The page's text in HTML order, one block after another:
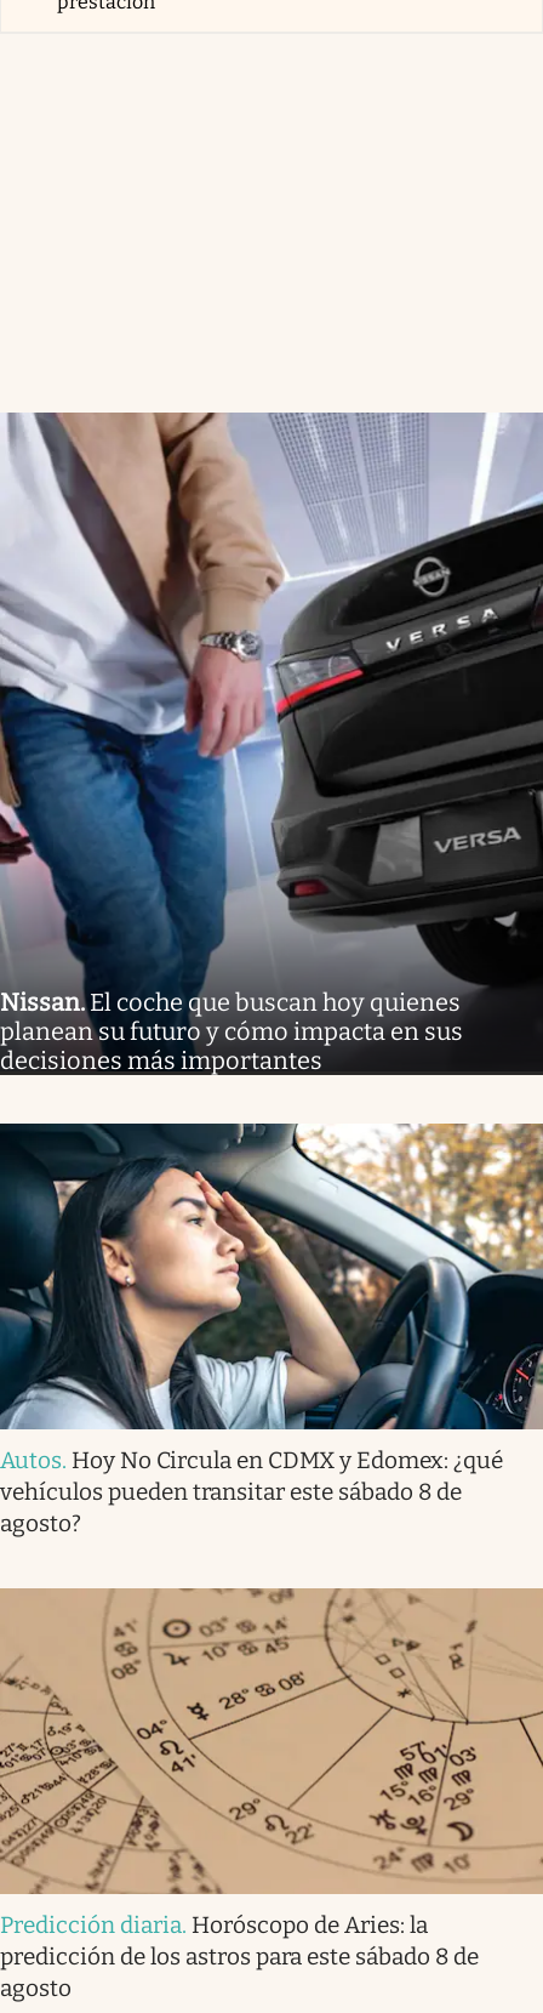
Nissan.El coche que buscan hoy quienes
planean su futuro y cómo impacta en sus
decisiones más importantes
Autos. Hoy No Circula en CDMX y Edomex: ¿qué
vehículos pueden transitar este sábado 8 de
agosto?
Predicción diaria. Horóscopo de Aries: la
predicción de los astros para este sábado 8 de
agosto